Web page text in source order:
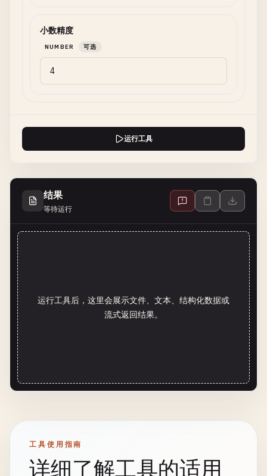
小数精度
NUMBER 可选
运行工具
结果
等待运行
运行工具后，这里会展示文件、文本、结构化数据或
流式返回结果。
工具使用指南
详细了解工具的适用